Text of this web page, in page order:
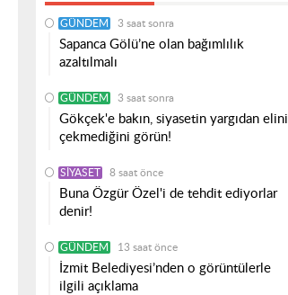
GÜNDEM 3 saat sonra
Sapanca Gölü’ne olan bağımlılık
azaltılmalı
GÜNDEM 3 saat sonra
Gökçek'e bakın, siyasetin yargıdan elini
çekmediğini görün!
SIYASET 8 saat önce
Buna Özgür Özel'i de tehdit ediyorlar
denir!
GÜNDEM 13 saat önce
İzmit Belediyesi’nden o görüntülerle
ilgili açıklama